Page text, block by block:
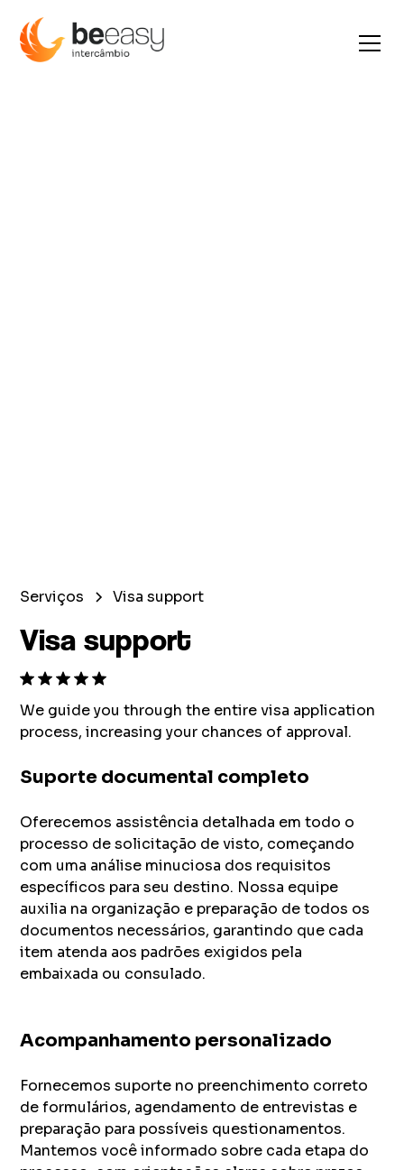
Serviços Visa support
Visa support
We guide you through the entire visa application
process, increasing your chances of approval.
Suporte documental completo
Oferecemos assistência detalhada em todo o
processo de solicitação de visto, começando
com uma análise minuciosa dos requisitos
específicos para seu destino. Nossa equipe
auxilia na organização e preparação de todos os
documentos necessários, garantindo que cada
item atenda aos padrões exigidos pela
embaixada ou consulado.
Acompanhamento personalizado
Fornecemos suporte no preenchimento correto
de formulários, agendamento de entrevistas e
preparação para possíveis questionamentos.
Mantemos você informado sobre cada etapa do